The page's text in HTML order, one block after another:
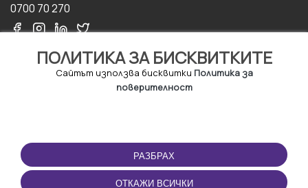
ПОЛИТИКА ЗА БИСКВИТКИТЕ
Сайтът използва бисквитки Политика за
поверителност
РАЗБРАХ
ОТКАЖИ ВСИЧКИ
0700 70 270
ПОЛЗВАНЕ
Правила и условия за
ползване
ПРИЛОЖЕНИЕТО